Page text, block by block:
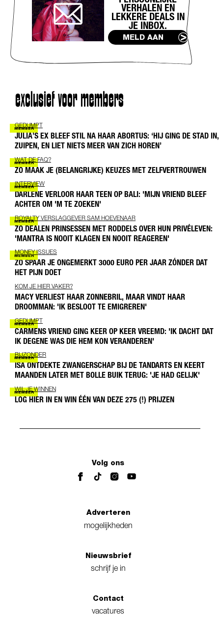
VERHALEN EN
LEKKERE DEALS IN
JE INBOX.
MELD AAN
exclusief voor members
GEDUMPT
JULIA’S EX BLEEF STIL NA HAAR ABORTUS: ‘HIJ GING DE STAD IN,
ZUIPEN, EN LIET NIETS MEER VAN ZICH HOREN’
WAT DE FAQ?
ZO MAAK JE (BELANGRIJKE) KEUZES MET ZELFVERTROUWEN
INTERVIEW
DARLENE VERLOOR HAAR TEEN OP BALI: 'MIJN VRIEND BLEEF
ACHTER OM 'M TE ZOEKEN'
ROYALTY VERSLAGGEVER SAM HOEVENAAR
ZO DEALEN PRINSESSEN MET RODDELS OVER HUN PRIVÉLEVEN:
'MANTRA IS NOOIT KLAGEN EN NOOIT REAGEREN'
MONEY ISSUES
ZO SPAAR JE ONGEMERKT 3000 EURO PER JAAR ZÓNDER DAT
HET PIJN DOET
KOM JE HIER VAKER?
MACY VERLIEST HAAR ZONNEBRIL, MAAR VINDT HAAR
DROOMMAN: 'IK BESLOOT TE EMIGREREN'
GEDUMPT
CARMENS VRIEND GING KEER OP KEER VREEMD: 'IK DACHT DAT
IK DEGENE WAS DIE HEM KON VERANDEREN'
BIJZONDER
ISA ONTDEKTE ZWANGERSCHAP BIJ DE TANDARTS EN KEERT
MAANDEN LATER MET BOLLE BUIK TERUG: 'JE HAD GELIJK'
WIL JE WINNEN
LOG HIER IN EN WIN ÉÉN VAN DEZE 275 (!) PRIJZEN
Volg ons
Adverteren
mogelijkheden
Nieuwsbrief
schrijf je in
Contact
vacatures